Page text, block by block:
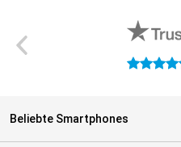
4.9 Sterne
Beliebte Smartphones